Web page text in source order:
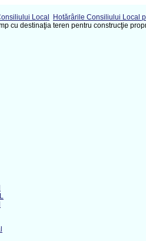
Local Hotărârile Consiliului Local
cu destinaţia teren pentru construcţie